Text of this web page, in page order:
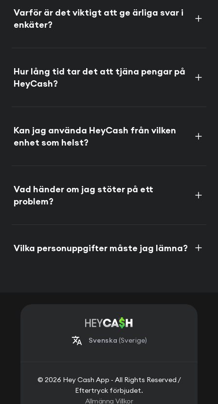
Varför är det viktigt att ge ärliga svar i
enkäter?
Hur lång tid tar det att tjäna pengar på
HeyCash?
Kan jag använda HeyCash från vilken
enhet som helst?
Vad händer om jag stöter på ett
problem?
Vilka personuppgifter måste jag lämna?
Svenska (Sverige)
© 2026 Hey Cash App ‐ All Rights Reserved /
Eftertryck förbjudet.
Allmänna Villkor